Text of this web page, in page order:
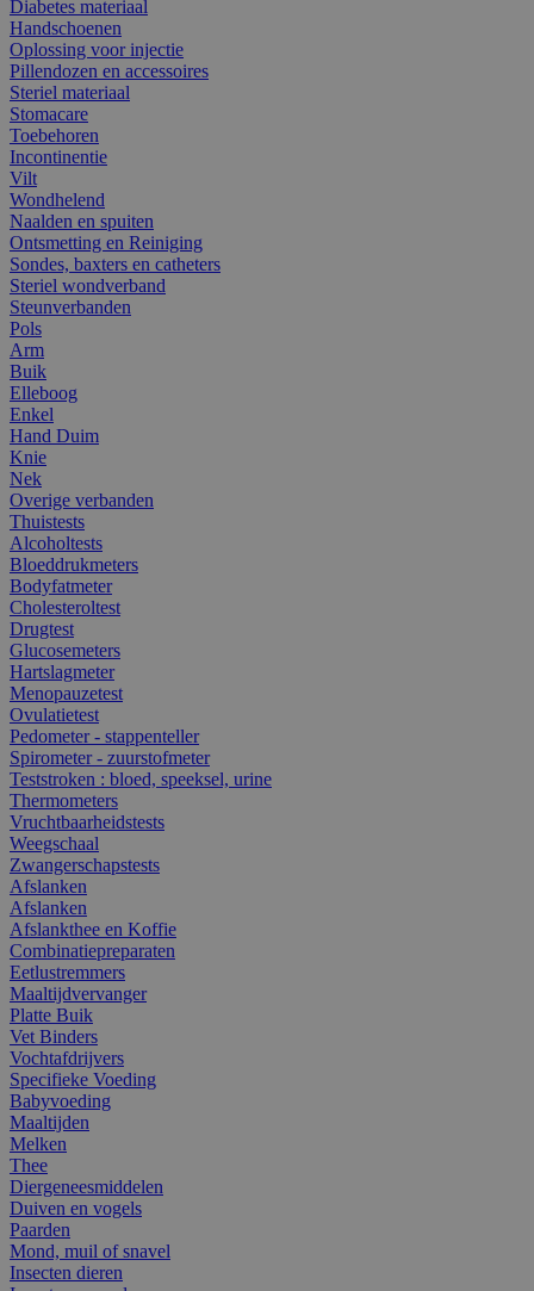
Diabetes materiaal
Handschoenen
Oplossing voor injectie
Pillendozen en accessoires
Steriel materiaal
Stomacare
Toebehoren
Incontinentie
Vilt
Wondhelend
Naalden en spuiten
Ontsmetting en Reiniging
Sondes, baxters en catheters
Steriel wondverband
Steunverbanden
Pols
Arm
Buik
Elleboog
Enkel
Hand Duim
Knie
Nek
Overige verbanden
Thuistests
Alcoholtests
Bloeddrukmeters
Bodyfatmeter
Cholesteroltest
Drugtest
Glucosemeters
Hartslagmeter
Menopauzetest
Ovulatietest
Pedometer - stappenteller
Spirometer - zuurstofmeter
Teststroken : bloed, speeksel, urine
Thermometers
Vruchtbaarheidstests
Weegschaal
Zwangerschapstests
Afslanken
Afslanken
Afslankthee en Koffie
Combinatiepreparaten
Eetlustremmers
Maaltijdvervanger
Platte Buik
Vet Binders
Vochtafdrijvers
Specifieke Voeding
Babyvoeding
Maaltijden
Melken
Thee
Diergeneesmiddelen
Duiven en vogels
Paarden
Mond, muil of snavel
Insecten dieren